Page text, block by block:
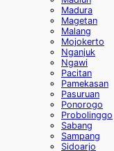
Madura
Magetan
Malang
Mojokerto
Nganjuk
Ngawi
Pacitan
Pamekasan
Pasuruan
Ponorogo
Probolinggo
Sabang
Sampang
Sidoarjo